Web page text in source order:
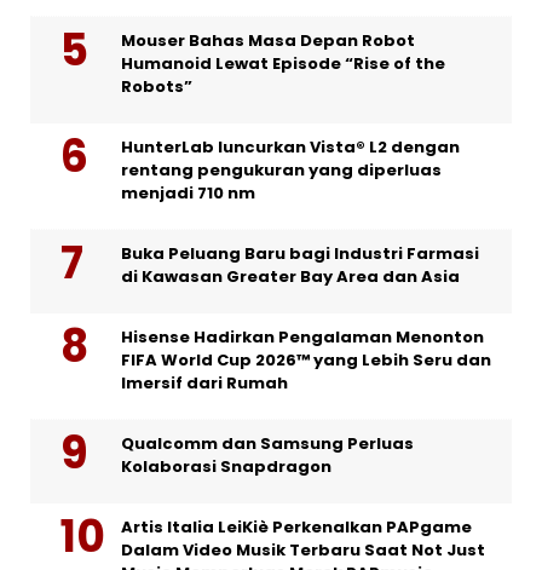
Mouser Bahas Masa Depan Robot
Humanoid Lewat Episode “Rise of the
Robots”
HunterLab luncurkan Vista® L2 dengan
rentang pengukuran yang diperluas
menjadi 710 nm
Buka Peluang Baru bagi Industri Farmasi
di Kawasan Greater Bay Area dan Asia
Hisense Hadirkan Pengalaman Menonton
FIFA World Cup 2026™ yang Lebih Seru dan
Imersif dari Rumah
Qualcomm dan Samsung Perluas
Kolaborasi Snapdragon
Artis Italia LeiKiè Perkenalkan PAPgame
Dalam Video Musik Terbaru Saat Not Just